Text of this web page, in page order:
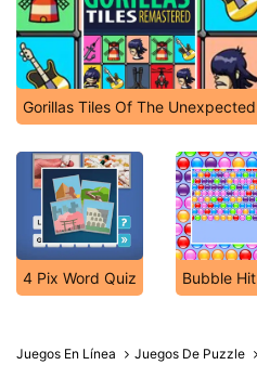
Gorillas Tiles Of The Unexpected
4 Pix Word Quiz Bubble Hit
Juegos En Línea Juegos De Puzzle